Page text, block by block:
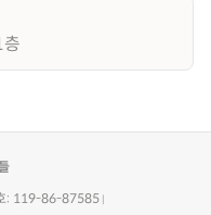
: 119-86-87585